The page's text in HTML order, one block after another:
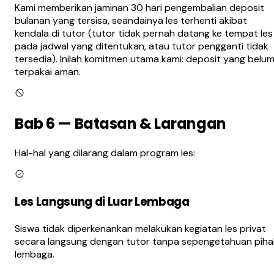
Kami memberikan jaminan 30 hari pengembalian deposit
bulanan yang tersisa, seandainya les terhenti akibat
kendala di tutor (tutor tidak pernah datang ke tempat les
pada jadwal yang ditentukan, atau tutor pengganti tidak
tersedia). Inilah komitmen utama kami: deposit yang belum
terpakai aman.
Bab 6 — Batasan & Larangan
Hal-hal yang dilarang dalam program les:
Les Langsung di Luar Lembaga
Siswa tidak diperkenankan melakukan kegiatan les privat
secara langsung dengan tutor tanpa sepengetahuan
lembaga.